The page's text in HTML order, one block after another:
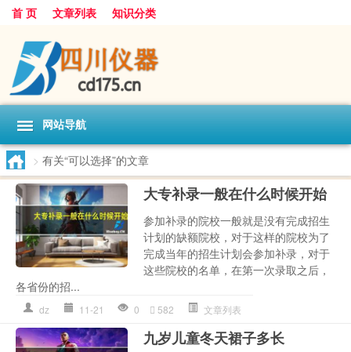
首 页 文章列表 知识分类
网站导航
> 有关“可以选择”的文章
大专补录一般在什么时候开始
参加补录的院校一般就是没有完成招生
计划的缺额院校，对于这样的院校为了
完成当年的招生计划会参加补录，对于
这些院校的名单，在第一次录取之后，
各省份的招...
dz 11-21 0 582 文章列表
九岁儿童冬天裙子多长